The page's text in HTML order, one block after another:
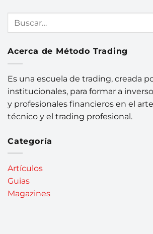
Acerca de Método Trading
Es una escuela de trading, creada
institucionales, para formar a
y profesionales financieros en el
técnico y el trading profesional.
Categoría
Artículos
Guias
Magazines